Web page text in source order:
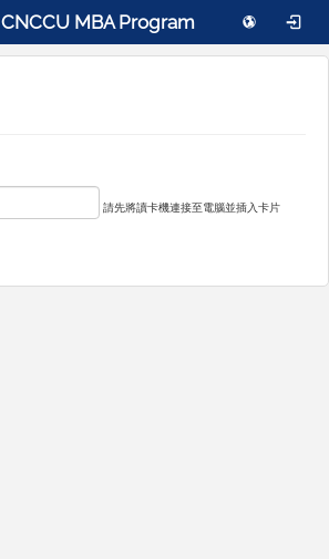
CNCCU MBA Program
請先將讀卡機連接至電腦並插入卡片